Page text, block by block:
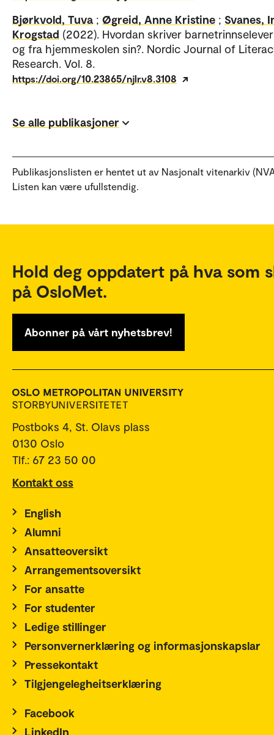
Bjørkvold, Tuva ; Øgreid, Anne Kristine ; Svanes,
Krogstad (2022). Hvordan skriver
og fra hjemmeskolen sin?. Nordic Journal of
Research. Vol. 8.
https://doi.org/10.23865/njlr.v8.3108
Se alle publikasjoner
Publikasjonslisten er hentet ut av Nasjonalt vitenarkiv
Listen kan være ufullstendig.
Hold deg oppdatert på hva som
på OsloMet.
Abonner på vårt nyhetsbrev!
Postboks 4, St. Olavs plass
0130 Oslo
Tlf.: 67 23 50 00
Kontakt oss
English
Alumni
Ansatteoversikt
Arrangementsoversikt
For ansatte
For studenter
Ledige stillinger
Personvernerklæring og informasjonskapslar
Pressekontakt
Tilgjengelegheitserklæring
Facebook
LinkedIn